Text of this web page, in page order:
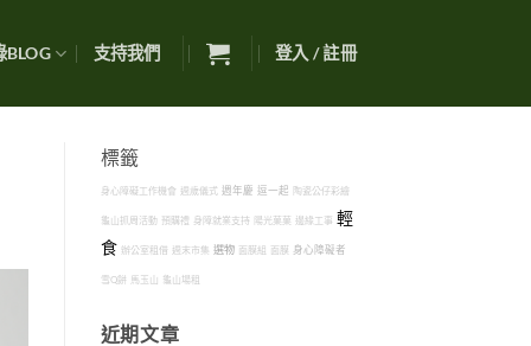
BLOG 支持我們 登入 / 註冊
標籤
身心障礙工作機會 週歲儀式 週年慶 逗一起 陶瓷公仔彩繪
龜山抓周活動 預購禮 身障就業支持 陽光菓菓 邊緣工事 輕
食 辦公室租借 週末市集 選物 面膜組 面膜 身心障礙者
雪Q餅 馬玉山 龜山場租
近期文章